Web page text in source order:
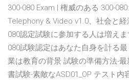
300-080 Exam | 権威のある 300-
Telephony & Video v1.0、社会と
080認定試験に参加する人は増え
080試験認定はあなた自身を計る
業は教育の背景 試験の準備方法-最
書試験-素敵なASD01_OP テスト